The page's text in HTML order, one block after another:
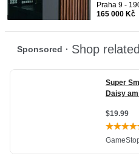
Praha 9 -
165 000 Kč